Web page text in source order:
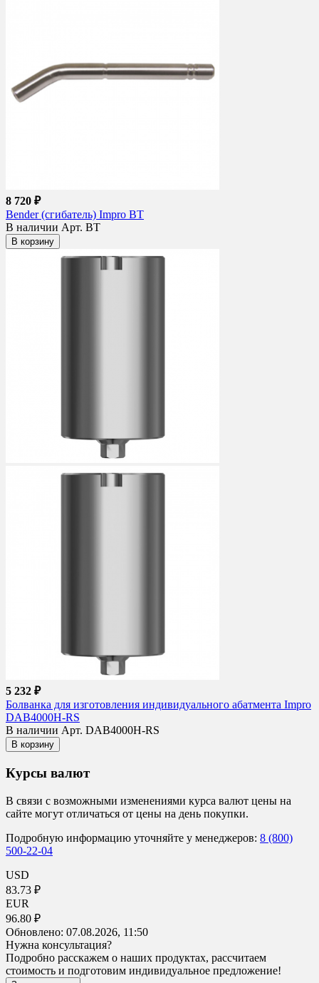
8 720 ₽
Bender (сгибатель) Impro BT
В наличии Арт. BT
В корзину
5 232 ₽
Болванка для изготовления индивидуального абатмента Impro
DAB4000H-RS
В наличии Арт. DAB4000H-RS
В корзину
Курсы валют
В связи с возможными изменениями курса валют цены на
сайте могут отличаться от цены на день покупки.
Подробную информацию уточняйте у менеджеров: 8 (800)
500-22-04
USD
83.73 ₽
EUR
96.80 ₽
Обновлено: 07.08.2026, 11:50
Нужна консультация?
Подробно расскажем о наших продуктах, рассчитаем
стоимость и подготовим индивидуальное предложение!